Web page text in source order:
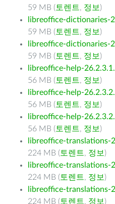
59 MB ( 토렌트, 정보 )
libreoffice-dictionaries-
59 MB ( 토렌트, 정보 )
libreoffice-dictionaries-
59 MB ( 토렌트, 정보 )
libreoffice-help-
56 MB ( 토렌트, 정보 )
libreoffice-help-
56 MB ( 토렌트, 정보 )
libreoffice-help-
56 MB ( 토렌트, 정보 )
libreoffice-translations-
224 MB ( 토렌트, 정보 )
libreoffice-translations-
224 MB ( 토렌트, 정보 )
libreoffice-translations-
224 MB ( 토렌트, 정보 )